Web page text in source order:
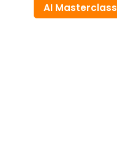
AI Masterclass